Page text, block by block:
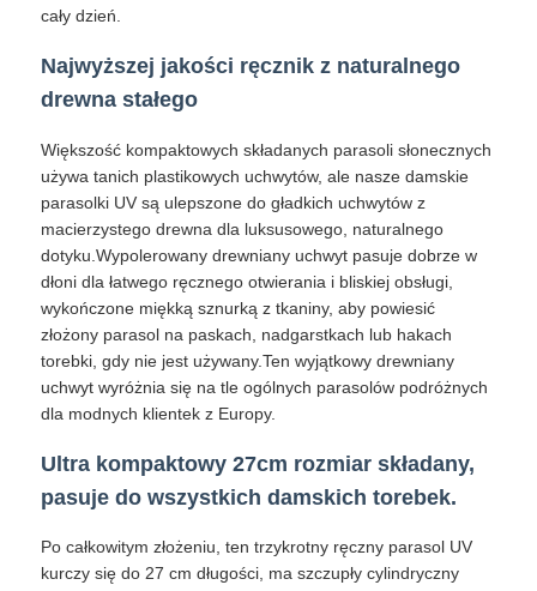
Parasole odporne na promieniowanie UV
Parasole na plaży
Kreatywne parasole
cały dzień.
Najwyższej jakości ręcznik z naturalnego
drewna stałego
Większość kompaktowych składanych parasoli słonecznych
używa tanich plastikowych uchwytów, ale nasze damskie
parasolki UV są ulepszone do gładkich uchwytów z
macierzystego drewna dla luksusowego, naturalnego
dotyku.Wypolerowany drewniany uchwyt pasuje dobrze w
dłoni dla łatwego ręcznego otwierania i bliskiej obsługi,
wykończone miękką sznurką z tkaniny, aby powiesić
złożony parasol na paskach, nadgarstkach lub hakach
torebki, gdy nie jest używany.Ten wyjątkowy drewniany
uchwyt wyróżnia się na tle ogólnych parasolów podróżnych
dla modnych klientek z Europy.
Ultra kompaktowy 27cm rozmiar składany,
pasuje do wszystkich damskich torebek.
Po całkowitym złożeniu, ten trzykrotny ręczny parasol UV
kurczy się do 27 cm długości, ma szczupły cylindryczny